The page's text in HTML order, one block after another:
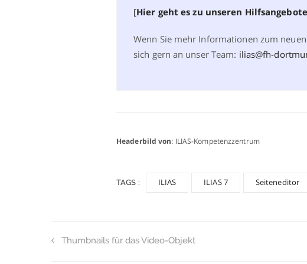
[Hier geht es zu unseren
Wenn Sie mehr Informationen zum
sich gern an unser Team: ilias@fh-
Headerbild von: ILIAS-Kompetenzzentrum
TAGS : ILIAS ILIAS 7 Seiteneditor
Thumbnails für das Video-Objekt